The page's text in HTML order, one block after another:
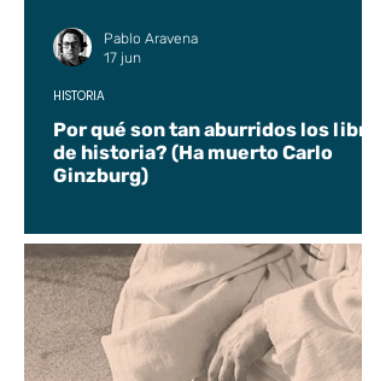
Por qué son tan aburridos los libros
de historia? (Ha muerto Carlo
Ginzburg)
HISTORIA
Pablo Aravena
17 jun